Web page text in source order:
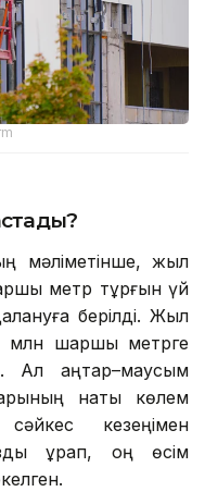
мәліметінше, жыл
метр тұрғын үй
берілді. Жыл
млн шаршы метрге
Ал қаңтар–маусым
нақты көлем
кезеңімен
құрап, оң өсім